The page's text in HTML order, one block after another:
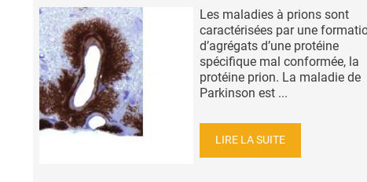
Les maladies à prions sont
caractérisées par une
d’agrégats d’une protéine
spécifique mal conformée, la
protéine prion. La maladie de
Parkinson est ...
LIRE LA SUITE